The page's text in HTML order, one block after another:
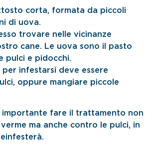
corta, formata da piccoli
di uova.
trovare nelle vicinanze
cane. Le uova sono il pasto
pulci e pidocchi.
per infestarsi deve essere
oppure mangiare piccole
importante fare il trattamento non
ma anche contro le pulci, in